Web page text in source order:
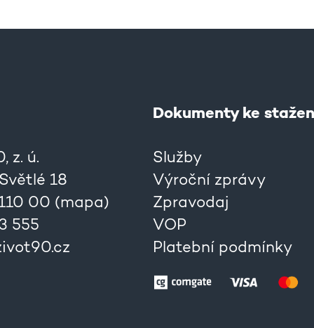
z. ú.
18
00 (mapa)
555
Dokumenty ke
Služby
Výroční zprávy
Zpravodaj
VOP
Platební podmínky